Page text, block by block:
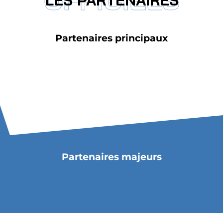
Partenaires principaux
Partenaires majeurs